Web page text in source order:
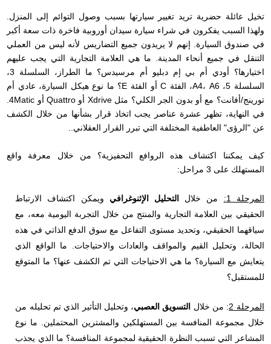
تخيل عائلة حضرية تريد تغيير سيارتها بسبب وصول التوائم إلى المنزل.
ولهذا السبب يفكرون في شراء سيارة سيدان أوروبية فاخرة ذات سعة أكبر
في صندوق السيارة. إنهم لا يريدون جميع التضاريس لأنه ليس من العملي
التنقل في جميع أنحاء المدينة. ما هي العلامة التجارية التي يجب عليهم
اختيارها؟ أودي أم بي إم دبليو أم مرسيدس؟ ما الطراز، السلسلة 3،
السلسلة 5، A4، A6، الفئة C أو الفئة E؟ ما نوع هيكل السيارة، عادي أم
تورينج/أفانت؟ مع أو بدون الجر الكلي؟ مثل Xdrive أو Quattro أو 4Matic.
في النهاية، تظهر عشرة عناصر يجب اتخاذ قرار بشأنها من خلال الكشف
عن "الرؤى" العاطفية المختلفة التي تبرر القرار العقلاني.
كيف يمكننا اكتشاف هذه الروافع التحفيزية؟ من خلال معرفة واقع
المستهلك على 3 مراحل:
المرحلة 1: من خلال التحليل الإثنوغرافي ويمكن اكتشاف الارتباط
الحقيقي بين العلامة التجارية والمنتج من خلال التجربة اليومية معه، مع
سياقهما الحقيقي، وتحديد مستوى التفاعل مع سوق الدفع الذاتي في هذه
الحالة، وتحليل القيم والمواقف والعادات والاحتياجات. ما الواقع الذي
يتعايش مع السيارة؟ ما هي الاحتياجات التي تم الكشف عنها؟ ما المتوقع
للمستقبل؟
المرحلة 2 : من خلال التسويق العصبي، وتحليل التأثير الذي تم تحليله من
خلال مجموعة المنافسة بين المستهلكين والمشترين المحتملين. ما نوع
المشاعر التي تسبب النظرة الحقيقية لمجموعة المنافسة؟ ما الذي يجذب
اشترك في النشرة الإخبارية
الشهرية
صلة في هذا القطاع
الأسبانية
إنجليزي